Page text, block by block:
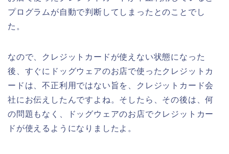
プログラムが自動で判断してしまったとのことでし
た。
なので、クレジットカードが使えない状態になった
後、すぐにドッグウェアのお店で使ったクレジットカ
ードは、不正利用ではない旨を、クレジットカード会
社にお伝えしたんですよね。そしたら、その後は、何
の問題もなく、ドッグウェアのお店でクレジットカー
ドが使えるようになりましたよ。